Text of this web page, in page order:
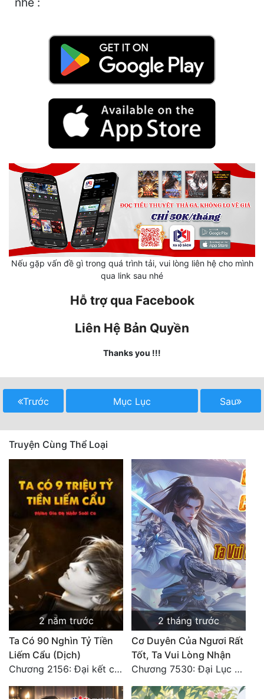
Dị Năng
Góc Nhìn Nữ
Huyền Huyễn
Hài Hước
Hệ Thống
Học Đường
Khoa Huyễn
Khoa Huyễn Không Gian
Linh Dị
Làm Giàu
Mưu Mô
Mạt Thế
Mỹ Thực
Ngôn Tình
Ngược
Nữ Cường
Nữ Phụ
Phong Thủy - Tâm Linh
Phương Tây
Phản Phái
Quan Trường
Nếu gặp vấn đề gì trong quá trình tải, vui lòng liên hệ cho mình
qua link sau nhé
Hỗ trợ qua Facebook
Liên Hệ Bản Quyền
Thanks you !!!
Trước Mục Lục Sau
Truyện Cùng Thể Loại
2 năm trước
Ta Có 90 Nghìn Tỷ Tiền
Liếm Cẩu (Dịch)
Chương 2156: Đại kết cục!!!
2 tháng trước
Cơ Duyên Của Ngươi Rất
Tốt, Ta Vui Lòng Nhận
Chương 7530: Đại Lục Khởi Nguyên – Kiến Thành 71